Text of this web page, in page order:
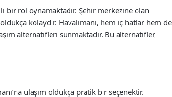
bir rol oynamaktadır. Şehir merkezine olan
oldukça kolaydır. Havalimanı, hem iç hatlar hem de
alternatifleri sunmaktadır. Bu alternatifler,
ulaşım oldukça pratik bir seçenektir.